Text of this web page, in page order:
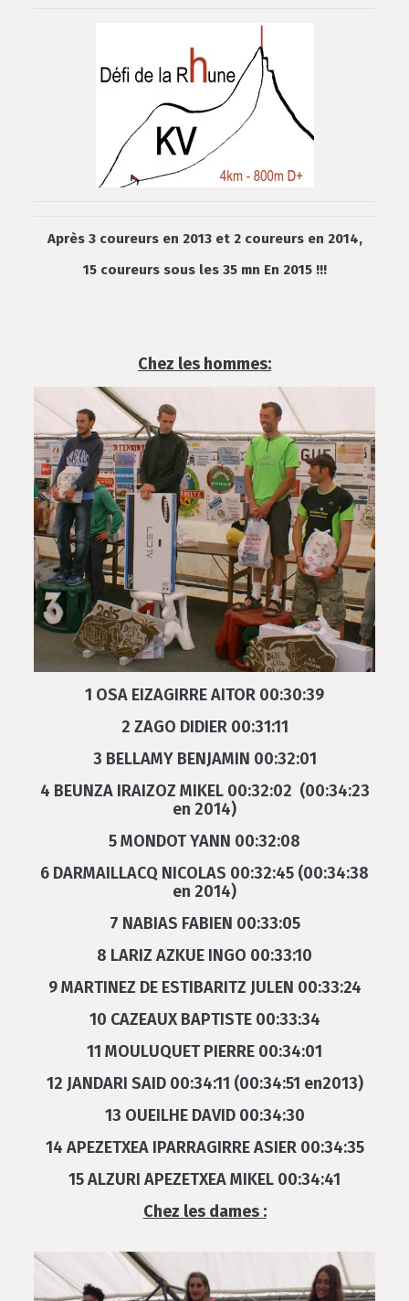
Après 3 coureurs en 2013 et 2 coureurs en 2014,
15 coureurs sous les 35 mn En 2015 !!!
Chez les hommes:
1 OSA EIZAGIRRE AITOR 00:30:39
2 ZAGO DIDIER 00:31:11
3 BELLAMY BENJAMIN 00:32:01
4 BEUNZA IRAIZOZ MIKEL 00:32:02 (00:34:23
en 2014)
5 MONDOT YANN 00:32:08
6 DARMAILLACQ NICOLAS 00:32:45 (00:34:38
en 2014)
7 NABIAS FABIEN 00:33:05
8 LARIZ AZKUE INGO 00:33:10
9 MARTINEZ DE ESTIBARITZ JULEN 00:33:24
10 CAZEAUX BAPTISTE 00:33:34
11 MOULUQUET PIERRE 00:34:01
12 JANDARI SAID 00:34:11 (00:34:51 en2013)
13 OUEILHE DAVID 00:34:30
14 APEZETXEA IPARRAGIRRE ASIER 00:34:35
15 ALZURI APEZETXEA MIKEL 00:34:41
Chez les dames :